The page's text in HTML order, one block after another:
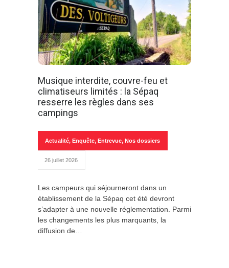
Musique interdite, couvre-feu et
climatiseurs limités : la Sépaq
resserre les règles dans ses
campings
Actualité, Enquête, Entrevue, Nos dossiers
26 juillet 2026
Les campeurs qui séjourneront dans un
établissement de la Sépaq cet été devront
s’adapter à une nouvelle réglementation. Parmi
les changements les plus marquants, la
diffusion de…